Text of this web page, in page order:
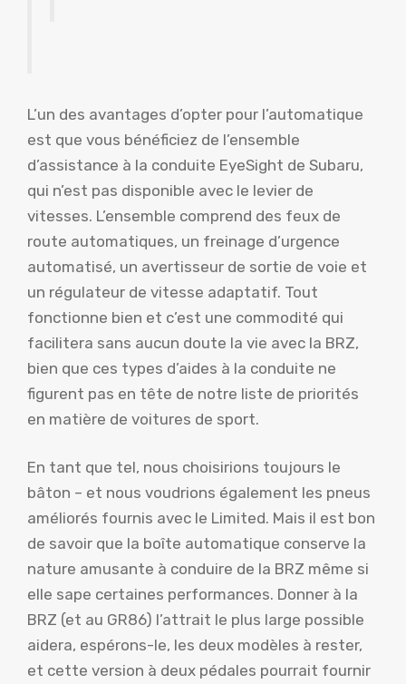
L’un des avantages d’opter pour l’automatique
est que vous bénéficiez de l’ensemble
d’assistance à la conduite EyeSight de Subaru,
qui n’est pas disponible avec le levier de
vitesses. L’ensemble comprend des feux de
route automatiques, un freinage d’urgence
automatisé, un avertisseur de sortie de voie et
un régulateur de vitesse adaptatif. Tout
fonctionne bien et c’est une commodité qui
facilitera sans aucun doute la vie avec la BRZ,
bien que ces types d’aides à la conduite ne
figurent pas en tête de notre liste de priorités
en matière de voitures de sport.
En tant que tel, nous choisirions toujours le
bâton – et nous voudrions également les pneus
améliorés fournis avec le Limited. Mais il est bon
de savoir que la boîte automatique conserve la
nature amusante à conduire de la BRZ même si
elle sape certaines performances. Donner à la
BRZ (et au GR86) l’attrait le plus large possible
aidera, espérons-le, les deux modèles à rester,
et cette version à deux pédales pourrait fournir